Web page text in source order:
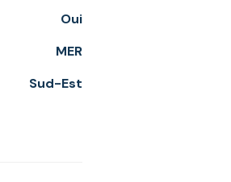
Oui
MER
Sud-Est